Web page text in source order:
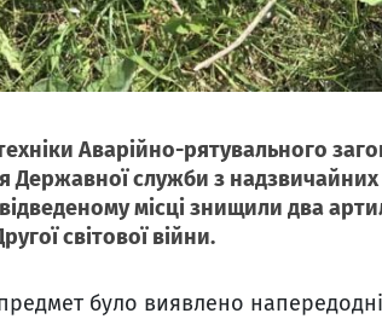
Аварійно-рятувального
Державної служби з надзвичайних
місці знищили два
світової війни.
було виявлено напередодні